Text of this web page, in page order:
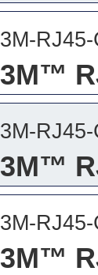
3M-
3M™
3M-
3M™
3M-
3M™